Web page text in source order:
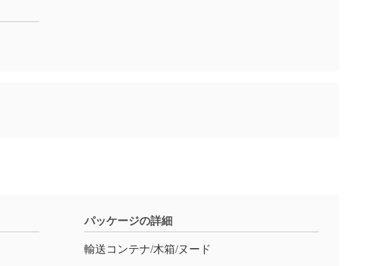
パッケージの詳細
輸送コンテナ/木箱/ヌード